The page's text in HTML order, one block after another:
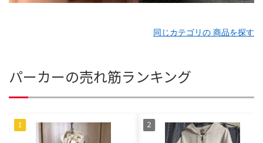
同じカテゴリの 商品を探す
パーカーの売れ筋ランキング